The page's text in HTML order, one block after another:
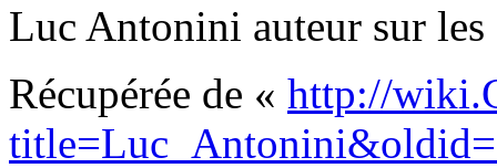
Luc Antonini auteur sur
Récupérée de « http://